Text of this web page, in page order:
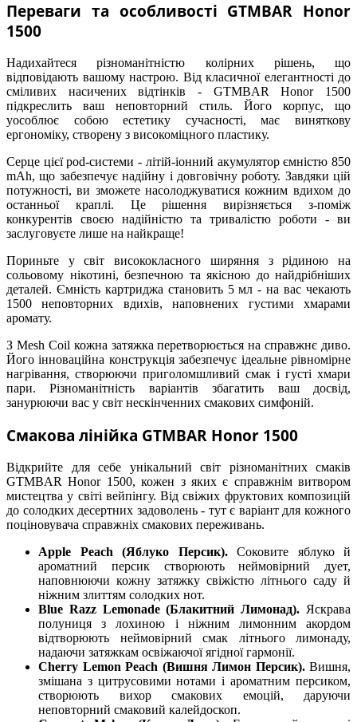
Переваги та особливості GTMBAR Honor
1500
Надихайтеся різноманітністю колірних рішень, що
відповідають вашому настрою. Від класичної елегантності до
сміливих насичених відтінків - GTMBAR Honor 1500
підкреслить ваш неповторний стиль. Його корпус, що
уособлює собою естетику сучасності, має виняткову
ергономіку, створену з високоміцного пластику.
Серце цієї pod-системи - літій-іонний акумулятор ємністю 850
mAh, що забезпечує надійну і довговічну роботу. Завдяки цій
потужності, ви зможете насолоджуватися кожним вдихом до
останньої краплі. Це рішення вирізняється з-поміж
конкурентів своєю надійністю та тривалістю роботи - ви
заслуговуєте лише на найкраще!
Пориньте у світ висококласного ширяння з рідиною на
сольовому нікотині, безпечною та якісною до найдрібніших
деталей. Ємність картриджа становить 5 мл - на вас чекають
1500 неповторних вдихів, наповнених густими хмарами
аромату.
З Mesh Coil кожна затяжка перетворюється на справжнє диво.
Його інноваційна конструкція забезпечує ідеальне рівномірне
нагрівання, створюючи приголомшливий смак і густі хмари
пари. Різноманітність варіантів збагатить ваш досвід,
занурюючи вас у світ нескінченних смакових симфоній.
Смакова лінійка GTMBAR Honor 1500
Відкрийте для себе унікальний світ різноманітних смаків
GTMBAR Honor 1500, кожен з яких є справжнім витвором
мистецтва у світі вейпінгу. Від свіжих фруктових композицій
до солодких десертних задоволень - тут є варіант для кожного
поціновувача справжніх смакових переживань.
Apple Peach (Яблуко Персик). Соковите яблуко й
ароматний персик створюють неймовірний дует,
наповнюючи кожну затяжку свіжістю літнього саду й
ніжним злиттям солодких нот.
Blue Razz Lemonade (Блакитний Лимонад). Яскрава
полуниця з лохиною і ніжним лимонним акордом
відтворюють неймовірний смак літнього лимонаду,
надаючи затяжкам освіжаючої ягідної гармонії.
Cherry Lemon Peach (Вишня Лимон Персик). Вишня,
змішана з цитрусовими нотами і ароматним персиком,
створюють вихор смакових емоцій, даруючи
неповторний смаковий калейдоскоп.